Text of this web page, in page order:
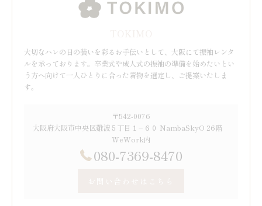
大切なハレの日の装いを彩るお手伝いとして、大阪にて振袖レンタ
ルを承っております。卒業式や成人式の振袖の準備を始めたいとい
う方へ向けて一人ひとりに合った着物を選定し、ご提案いたしま
す。
〒542-0076
大阪府大阪市中央区難波５丁目１−６０ NambaSkyO 26階
WeWork内
080-7369-8470